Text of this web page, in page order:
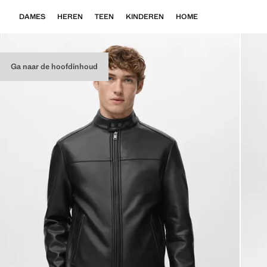
Ga naar de hoofdinhoud
DAMES HEREN TEEN KINDEREN HOME